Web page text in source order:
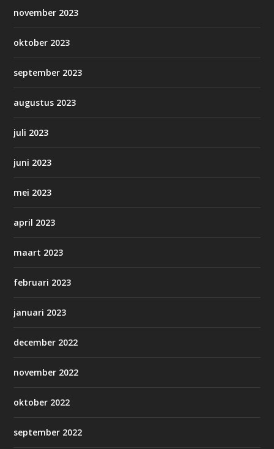
november 2023
oktober 2023
september 2023
augustus 2023
juli 2023
juni 2023
mei 2023
april 2023
maart 2023
februari 2023
januari 2023
december 2022
november 2022
oktober 2022
september 2022